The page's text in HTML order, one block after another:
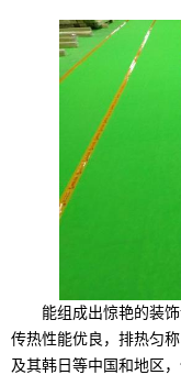
能组成出惊艳的装饰
传热性能优良，排热匀
及其韩日等中国和地区